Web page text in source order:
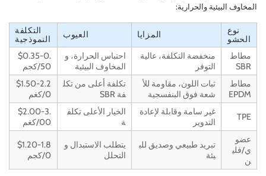
المخاوف البيئية والحرارية:
نوع
الحشو
المزايا العيوب
التكلفة
النموذجية
مطاط
SBR
منخفضة التكلفة، عالية
التوفر
احتباس الحرارة، و
المخاوف البيئية
$0.35-0.
50/كجم
مطاط
EPDM
ثبات اللون، مقاومة للأ
شعة فوق البنفسجية
تكلفة أعلى من تكل
فة SBR
$1.50-2.2
0/كغم
TPE
غير سامة وقابلة لإعادة
التدوير
الخيار الأعلى تكلف
ة
$2.00-3.
00/كغم
عضو
ي/فلي
ن
تبريد طبيعي وصديق للب
يئة
يتطلب الاستبدال و
التحلل
$1.20-1.8
0/كجم